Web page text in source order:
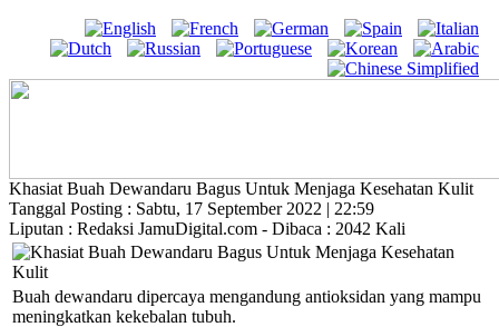
Khasiat Buah Dewandaru Bagus Untuk Menjaga Kesehatan Kulit
Tanggal Posting : Sabtu, 17 September 2022 | 22:59
Liputan : Redaksi JamuDigital.com - Dibaca : 2042 Kali
Buah dewandaru dipercaya mengandung antioksidan yang mampu
meningkatkan kekebalan tubuh.